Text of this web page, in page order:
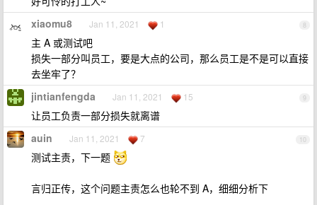
8
xiaomu8 Jan 11, 2021 1
主 A 或测试吧
损失一部分叫员工，要是大点的公司，那么员工是不是可以直接
去坐牢了？
9
jintianfengda Jan 11, 2021 15
让员工负责一部分损失就离谱
10
auin Jan 11, 2021 7
测试主责，下一题
言归正传，这个问题主责怎么也轮不到 A，细细分析下